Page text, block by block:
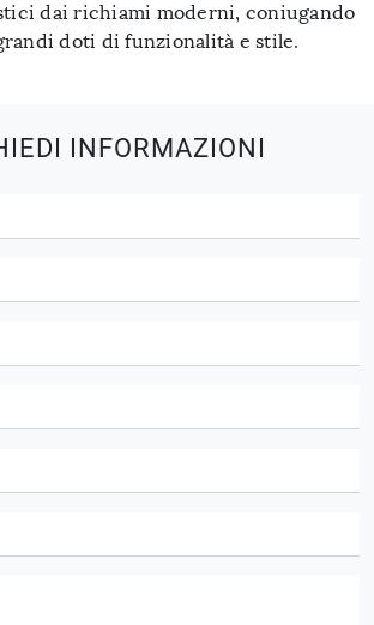
dai richiami moderni, coniugando
doti di funzionalità e stile.
INFORMAZIONI